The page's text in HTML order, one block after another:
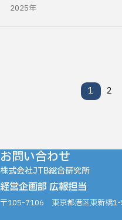
2025年
1 2
お問い合わせ
株式会社JTB総合研究所
経営企画部 広報担当
〒105-7106 東京都港区東新橋